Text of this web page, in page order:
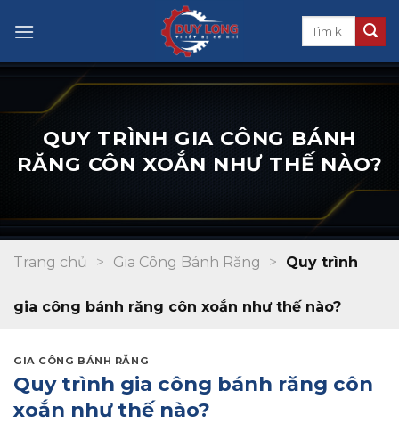
QUY TRÌNH GIA CÔNG BÁNH
RĂNG CÔN XOẮN NHƯ THẾ NÀO?
Trang chủ > Gia Công Bánh Răng > Quy trình
gia công bánh răng côn xoắn như thế nào?
GIA CÔNG BÁNH RĂNG
Quy trình gia công bánh răng côn
xoắn như thế nào?